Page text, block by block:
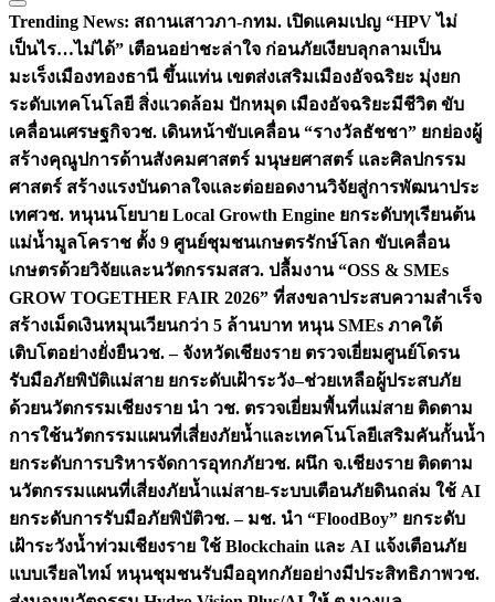
Trending News: สถานเสาวภา-กทม. เปิดแคมเปญ “HPV ไม่
เป็นไร…ไม่ได้” เตือนอย่าชะล่าใจ ก่อนภัยเงียบลุกลามเป็น
มะเร็งเมืองทองธานี ขึ้นแท่น เขตส่งเสริมเมืองอัจฉริยะ มุ่งยก
ระดับเทคโนโลยี สิ่งแวดล้อม ปักหมุด เมืองอัจฉริยะมีชีวิต ขับ
เคลื่อนเศรษฐกิจวช. เดินหน้าขับเคลื่อน “รางวัลธัชชา” ยกย่องผู้
สร้างคุณูปการด้านสังคมศาสตร์ มนุษยศาสตร์ และศิลปกรรม
ศาสตร์ สร้างแรงบันดาลใจและต่อยอดงานวิจัยสู่การพัฒนาประ
เทศวช. หนุนนโยบาย Local Growth Engine ยกระดับทุเรียนต้น
แม่น้ำมูลโคราช ตั้ง 9 ศูนย์ชุมชนเกษตรรักษ์โลก ขับเคลื่อน
เกษตรด้วยวิจัยและนวัตกรรมสสว. ปลื้มงาน “OSS & SMEs
GROW TOGETHER FAIR 2026” ที่สงขลาประสบความสำเร็จ
สร้างเม็ดเงินหมุนเวียนกว่า 5 ล้านบาท หนุน SMEs ภาคใต้
เติบโตอย่างยั่งยืนวช. – จังหวัดเชียงราย ตรวจเยี่ยมศูนย์โดรน
รับมือภัยพิบัติแม่สาย ยกระดับเฝ้าระวัง–ช่วยเหลือผู้ประสบภัย
ด้วยนวัตกรรมเชียงราย นำ วช. ตรวจเยี่ยมพื้นที่แม่สาย ติดตาม
การใช้นวัตกรรมแผนที่เสี่ยงภัยน้ำและเทคโนโลยีเสริมคันกั้นน้ำ
ยกระดับการบริหารจัดการอุทกภัยวช. ผนึก จ.เชียงราย ติดตาม
นวัตกรรมแผนที่เสี่ยงภัยน้ำแม่สาย-ระบบเตือนภัยดินถล่ม ใช้ AI
ยกระดับการรับมือภัยพิบัติวช. – มช. นำ “FloodBoy” ยกระดับ
เฝ้าระวังน้ำท่วมเชียงราย ใช้ Blockchain และ AI แจ้งเตือนภัย
แบบเรียลไทม์ หนุนชุมชนรับมืออุทกภัยอย่างมีประสิทธิภาพวช.